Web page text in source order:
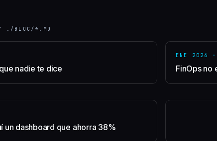
./BLOG/*.MD
nadie te dice
ENE 2026 ·
FinOps no
un dashboard que ahorra 38%